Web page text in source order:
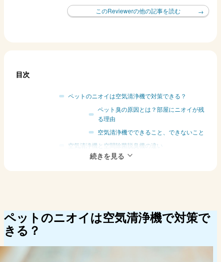
このReviewerの他の記事を読む
目次
ペットのニオイは空気清浄機で対策できる？
ペット臭の原因とは？部屋にニオイが残
る理由
空気清浄機でできること、できないこと
空気清浄機と空間除菌脱臭機の違い
ペット臭対策におすすめ！次亜塩素酸
トと人に優しい仕様
ペットのニオイは空気清浄機で対策で
きる？